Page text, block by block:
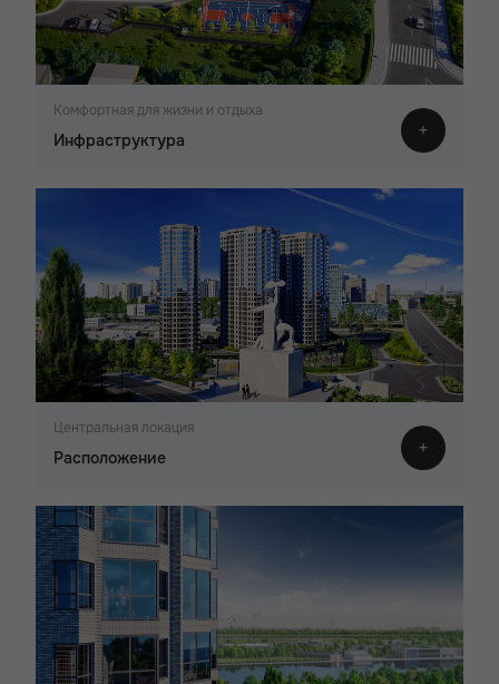
Комфортная для жизни и отдыха
Инфраструктура
Центральная локация
Расположение